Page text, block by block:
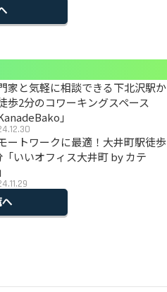
家と気軽に相談できる下北沢駅か
歩2分のコワーキングスペース
KanadeBako」
ートワークに最適！大井町駅徒歩
「いいオフィス大井町 by カテ